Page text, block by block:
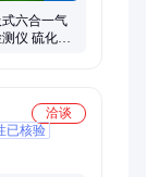
六合一气
仪 硫化氢
洽谈
已核验